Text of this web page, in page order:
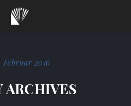
Februar 2016
ARCHIVES